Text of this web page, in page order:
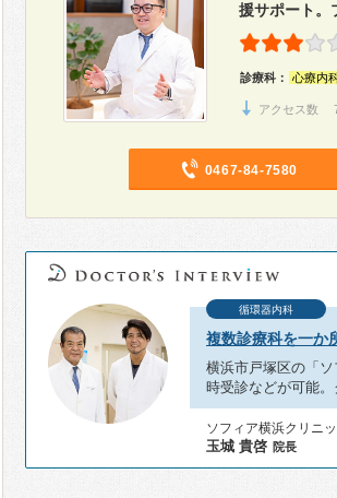
援サポート。
診療科： 心療内
アクセス数 7
0467-84-7580
循環器内科
複数診療科を一か
横浜市戸塚区の「
時受診などが可能
ソフィア横浜クリニ
玉城 貴啓 院長